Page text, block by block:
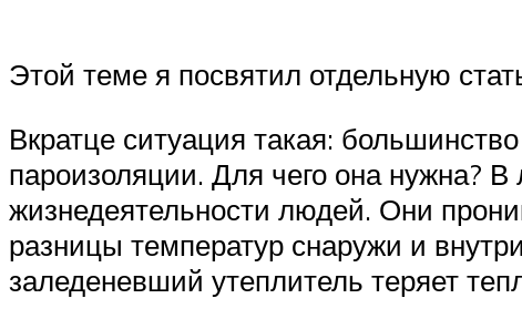
Этой теме я посвятил отдельную
Вкратце ситуация такая:
пароизоляции. Для чего она нужна?
жизнедеятельности людей. Они
разницы температур снаружи и
заледеневший утеплитель теряет